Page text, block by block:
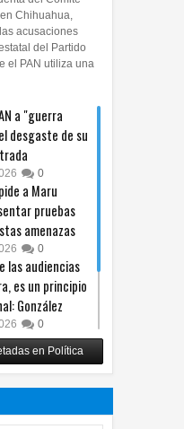
Chihuahua,
acusaciones
del Partido
el PAN utiliza una
a "guerra
desgaste de su
0
a Maru
pruebas
amenazas
0
las audiencias
es un principio
González
0
programa
PRI en
en Política